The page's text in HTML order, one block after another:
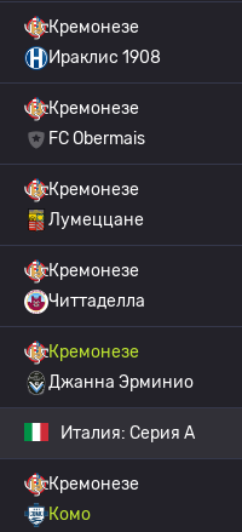
Кремонезе
Ираклис 1908
Кремонезе
FC Obermais
Кремонезе
Лумеццане
Кремонезе
Читтаделла
Кремонезе
Джанна Эрминио
Италия: Серия А
Кремонезе
Комо